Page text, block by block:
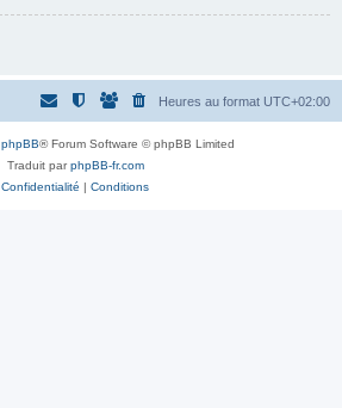
Heures au format UTC+02:00
phpBB® Forum Software © phpBB Limited
Traduit parphpBB-fr.com
Confidentialité | Conditions